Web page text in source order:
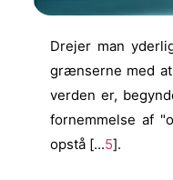
Drejer man
grænserne med
verden er,
fornemmelse af
opstå [...5].